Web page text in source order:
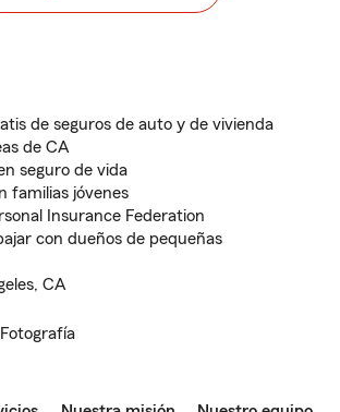
de seguros de auto y de vivienda
de CA
seguro de vida
familias jóvenes
Insurance Federation
con dueños de pequeñas
CA